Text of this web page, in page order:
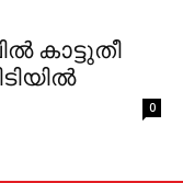
കാട്ടുതീ
0